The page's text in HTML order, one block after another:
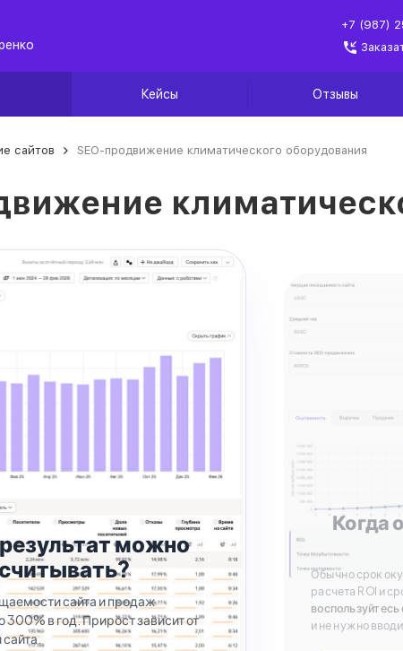
+7 (987)
Кейсы Отзывы
сайтов SEO-продвижение климатического оборудования
можно
сайта и продаж
300% в год. Прирост зависит от
Когда
Обычно срок
расчета ROI и
и не нужно